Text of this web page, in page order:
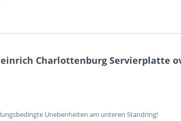
Charlottenburg Servierplatte
Unebenheiten am unteren Standring!